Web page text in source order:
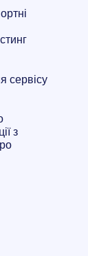
сервісу
з